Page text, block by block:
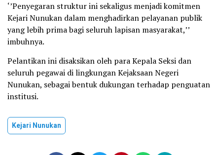
‘’Penyegaran struktur ini sekaligus menjadi komitmen
Kejari Nunukan dalam menghadirkan pelayanan publik
yang lebih prima bagi seluruh lapisan masyarakat,’’
imbuhnya.
Pelantikan ini disaksikan oleh para Kepala Seksi dan
seluruh pegawai di lingkungan Kejaksaan Negeri
Nunukan, sebagai bentuk dukungan terhadap penguatan
institusi.
Kejari Nunukan